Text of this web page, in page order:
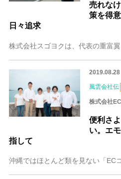
売れな
策を得
日々追求
2019.08.28
風雲会社伝
株式会社
便利さ
い。エ
指して